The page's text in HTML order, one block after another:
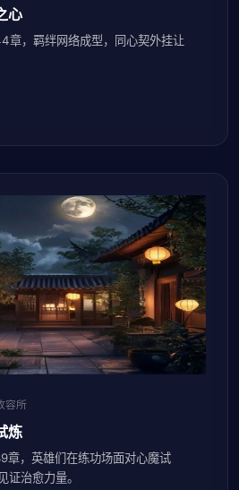
心
章，羁绊网络成型，同心契外挂让
容所
炼
章，英雄们在练功场面对心魔试
证治愈力量。